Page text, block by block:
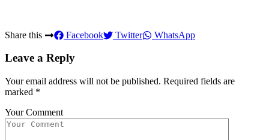
Share this Facebook Twitter WhatsApp
Leave a Reply
Your email address will not be published. Required fields are
marked *
Your Comment